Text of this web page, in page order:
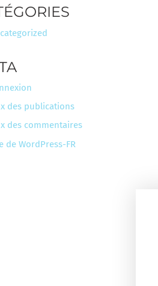
des publications
des commentaires
de WordPress-FR